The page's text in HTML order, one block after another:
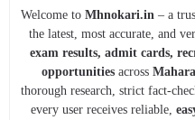
Welcome to Mhnokari.in – a
the latest, most accurate, and
exam results, admit cards,
opportunitiesacross
thorough research, strict fact-
every user receives reliable,